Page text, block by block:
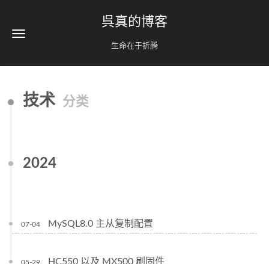
呉真的博客
生命在于折腾
技术 分类
2024
07-04 MySQL8.0 主从复制配置
05-29 HC550 以及 MX500 刷固件